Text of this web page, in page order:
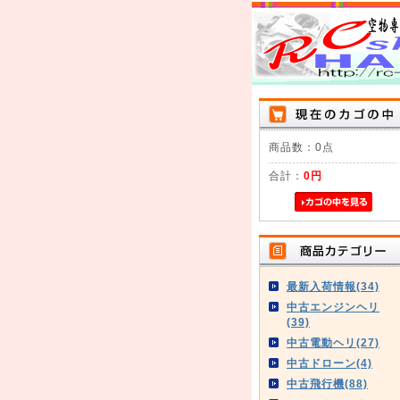
商品数：0点
合計： 0円
最新入荷情報(34)
中古エンジンヘリ
(39)
中古電動ヘリ(27)
中古ドローン(4)
中古飛行機(88)